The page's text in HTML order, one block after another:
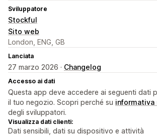
Sviluppatore
Stockful
Sito web
London, ENG, GB
Lanciata
27 marzo 2026 · Changelog
Accesso ai dati
Questa app deve accedere ai seguenti dati
il tuo negozio. Scopri perché su informativa
degli sviluppatori.
Visualizza dati clienti:
Dati sensibili, dati su dispositivo e attività